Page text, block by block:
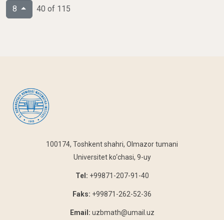
8 40 of 115
100174, Toshkent shahri, Olmazor tumani
Universitet ko‘chasi, 9-uy
Tel: +99871-207-91-40
Faks: +99871-262-52-36
Email: uzbmath@umail.uz